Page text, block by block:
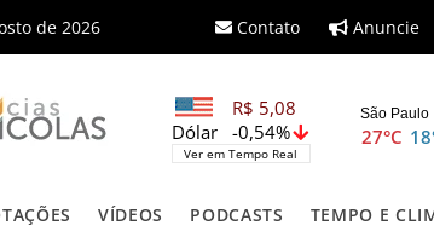
de 2026 Contato Anuncie
R$ 5,08
-0,54%
Dólar
Ver em Tempo Real
27°C
VÍDEOS PODCASTS TEMPO E